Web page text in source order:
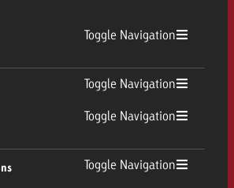
Toggle Navigation
Toggle Navigation
Toggle Navigation
Toggle Navigation